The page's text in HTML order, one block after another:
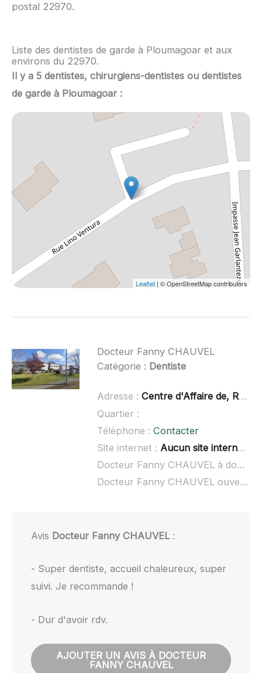
postal 22970.
Liste des dentistes de garde à Ploumagoar et aux
environs du 22970.
Il y a 5 dentistes, chirurgiens-dentistes ou dentistes
de garde à Ploumagoar :
Leaflet | © OpenStreetMap contributors
Docteur Fanny CHAUVEL
Catégorie : Dentiste
Adresse : Centre d'Affaire de, Runanvizit, 22970 Ploumagoar
Quartier :
Téléphone : Contacter
Site internet : Aucun site internet connu
Docteur Fanny CHAUVEL à domicile :
Docteur Fanny CHAUVEL ouvert dimanche :
Avis Docteur Fanny CHAUVEL:
- Super dentiste, accueil chaleureux, super
suivi. Je recommande !
- Dur d'avoir rdv.
AJOUTER UN AVIS À DOCTEUR
FANNY CHAUVEL